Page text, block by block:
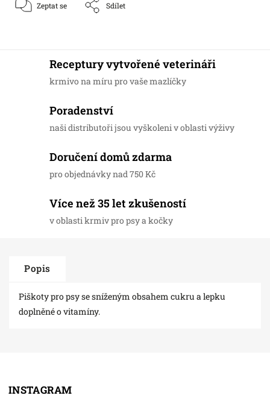
Zeptat se Sdílet
Receptury vytvořené veterináři
krmivo na míru pro vaše mazlíčky
Poradenství
naši distributoři jsou vyškoleni v oblasti výživy
Doručení domů zdarma
pro objednávky nad 750 Kč
Více než 35 let zkušeností
v oblasti krmiv pro psy a kočky
Popis
Piškoty pro psy se sníženým obsahem cukru a lepku
doplněné o vitamíny.
INSTAGRAM